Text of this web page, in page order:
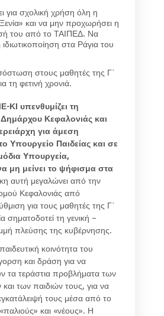
για σχολική χρήση όλη η
και να μην προχωρήσει η
του από το ΤΑΙΠΕΔ. Να
στα Ράγια του
στους μαθητές της Γ΄
τη φετινή χρονιά.
ΚΙ υπενθυμίζει τη
Κεφαλονιάς και
για άμεση
Υπουργείο Παιδείας και σε
Υπουργεία,
μη μείνει το ψήφισμα στα
αυτή μεγαλώνει από την
Κεφαλονιάς από
για τους μαθητές της Γ΄
σηματοδοτεί τη γενική –
πλεύσης της κυβέρνησης.
κοινότητα του
και δράση για να
τα τεράστια προβλήματα των
των παιδιών τους, για να
τους μέσα από το
και «νέους». Η